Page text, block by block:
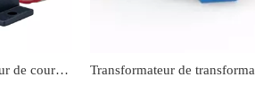
Micro transformateur de courant miniature pour compteur de puissance